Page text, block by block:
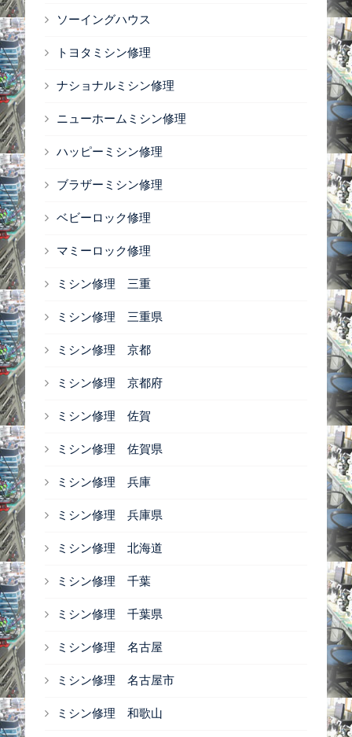
ソーイングハウス
トヨタミシン修理
ナショナルミシン修理
ニューホームミシン修理
ハッピーミシン修理
ブラザーミシン修理
ベビーロック修理
マミーロック修理
ミシン修理 三重
ミシン修理 三重県
ミシン修理 京都
ミシン修理 京都府
ミシン修理 佐賀
ミシン修理 佐賀県
ミシン修理 兵庫
ミシン修理 兵庫県
ミシン修理 北海道
ミシン修理 千葉
ミシン修理 千葉県
ミシン修理 名古屋
ミシン修理 名古屋市
ミシン修理 和歌山